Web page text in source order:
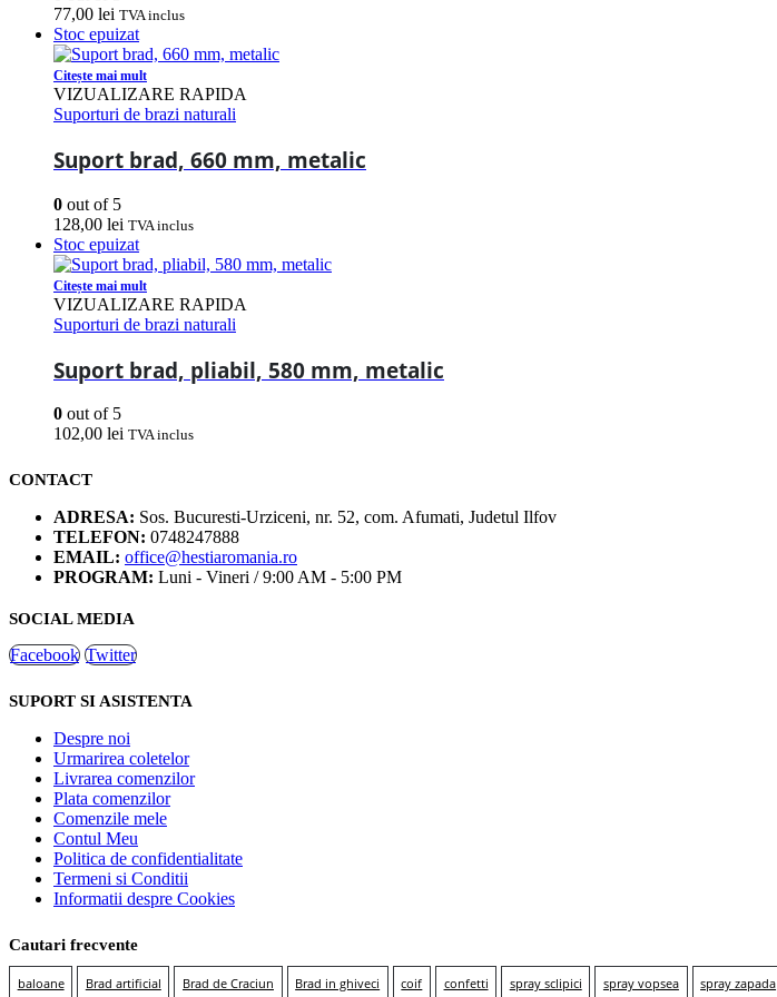
77,00 lei TVA inclus
Stoc epuizat
Citește mai mult
VIZUALIZARE RAPIDA
Suporturi de brazi naturali
Suport brad, 660 mm, metalic
0 out of 5
128,00 lei TVA inclus
Stoc epuizat
Citește mai mult
VIZUALIZARE RAPIDA
Suporturi de brazi naturali
Suport brad, pliabil, 580 mm, metalic
0 out of 5
102,00 lei TVA inclus
CONTACT
ADRESA: Sos. Bucuresti-Urziceni, nr. 52, com. Afumati, Judetul Ilfov
TELEFON: 0748247888
EMAIL: office@hestiaromania.ro
PROGRAM: Luni - Vineri / 9:00 AM - 5:00 PM
SOCIAL MEDIA
Facebook Twitter
SUPORT SI ASISTENTA
Despre noi
Urmarirea coletelor
Livrarea comenzilor
Plata comenzilor
Comenzile mele
Contul Meu
Politica de confidentialitate
Termeni si Conditii
Informatii despre Cookies
Cautari frecvente
baloane Brad artificial Brad de Craciun Brad in ghiveci coif confetti spray sclipici spray vopsea spray zapada